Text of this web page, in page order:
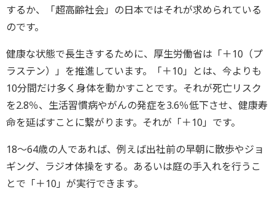
するか、「超高齢社会」の日本ではそれが求められている
のです。
健康な状態で長生きするために、厚生労働省は「＋10（プ
ラステン）」を推進しています。「＋10」とは、今よりも
10分間だけ多く身体を動かすことです。それが死亡リスク
を2.8％、生活習慣病やがんの発症を3.6％低下させ、健康寿
命を延ばすことに繋がります。それが「＋10」です。
18～64歳の人であれば、例えば出社前の早朝に散歩やジョ
ギング、ラジオ体操をする。あるいは庭の手入れを行うこ
とで「＋10」が実行できます。